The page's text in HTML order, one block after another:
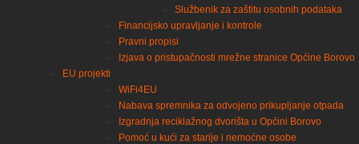
Službenik za zaštitu osobnih podataka
Financijsko upravljanje i kontrole
Pravni propisi
Izjava o pristupačnosti mrežne stranice Općine Borovo
EU projekti
WiFi4EU
Nabava spremnika za odvojeno prikupljanje otpada
Izgradnja reciklažnog dvorišta u Općini Borovo
Pomoć u kući za starije i nemoćne osobe